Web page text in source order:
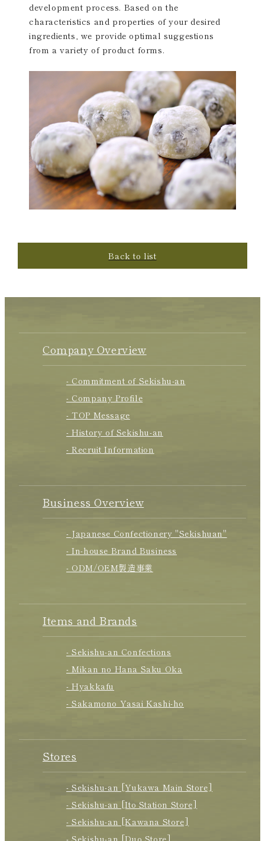
development process. Based on the
characteristics and properties of your desired
ingredients, we provide optimal suggestions
from a variety of product forms.
Back to list
Company Overview
- Commitment of Sekishu-an
- Company Profile
- TOP Message
- History of Sekishu-an
- Recruit Information
Business Overview
- Japanese Confectionery "Sekishuan"
- In-house Brand Business
- ODM/OEM製造事業
Items and Brands
- Sekishu-an Confections
- Mikan no Hana Saku Oka
- Hyakkafu
- Sakamono Yasai Kashi-ho
Stores
- Sekishu-an [Yukawa Main Store]
- Sekishu-an [Ito Station Store]
- Sekishu-an [Kawana Store]
- Sekishu-an [Duo Store]